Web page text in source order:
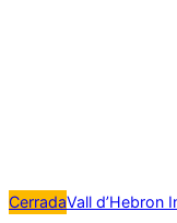
CerradaVall d’Hebron